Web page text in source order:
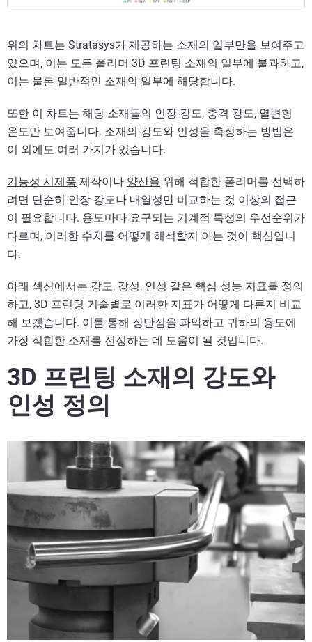
위의 차트는 Stratasys가 제공하는 소재의 일부만을 보여주고
있으며, 이는 모든 폴리머 3D 프린팅 소재의 일부에 불과하고,
이는 물론 일반적인 소재의 일부에 해당합니다.
또한 이 차트는 해당 소재들의 인장 강도, 충격 강도, 열변형
온도만 보여줍니다. 소재의 강도와 인성을 측정하는 방법은
이 외에도 여러 가지가 있습니다.
기능성 시제품 제작이나 양산을 위해 적합한 폴리머를 선택하
려면 단순히 인장 강도나 내열성만 비교하는 것 이상의 접근
이 필요합니다. 용도마다 요구되는 기계적 특성의 우선순위가
다르며, 이러한 수치를 어떻게 해석할지 아는 것이 핵심입니
다.
아래 섹션에서는 강도, 강성, 인성 같은 핵심 성능 지표를 정의
하고, 3D 프린팅 기술별로 이러한 지표가 어떻게 다른지 비교
해 보겠습니다. 이를 통해 장단점을 파악하고 귀하의 용도에
가장 적합한 소재를 선정하는 데 도움이 될 것입니다.
3D 프린팅 소재의 강도와
인성 정의